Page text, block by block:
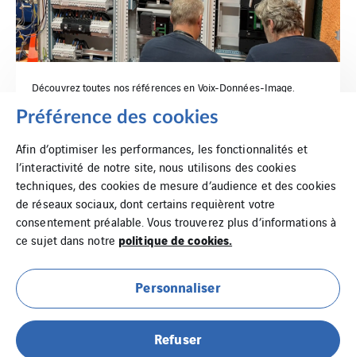
Découvrez toutes nos références en Voix-Données-Image.
Mentions légales
Politique d’utilisation des cookies
Préférence des cookies
Afin d’optimiser les performances, les fonctionnalités et
l’interactivité de notre site, nous utilisons des cookies
techniques, des cookies de mesure d’audience et des cookies
de réseaux sociaux, dont certains requièrent votre
consentement préalable. Vous trouverez plus d’informations à
ce sujet dans notre politique de cookies.
Personnaliser
Refuser